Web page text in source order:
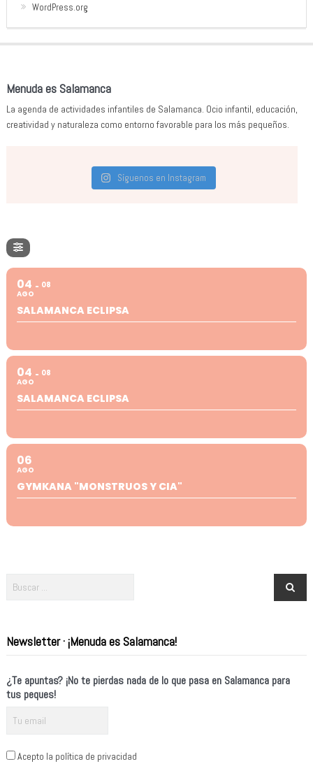
WordPress.org
Menuda es Salamanca
La agenda de actividades infantiles de Salamanca. Ocio infantil, educación,
creatividad y naturaleza como entorno favorable para los más pequeños.
Síguenos en Instagram
04
AGO
08
SALAMANCA ECLIPSA
04
AGO
08
SALAMANCA ECLIPSA
06
AGO
GYMKANA "MONSTRUOS Y CIA"
Newsletter · ¡Menuda es Salamanca!
¿Te apuntas? ¡No te pierdas nada de lo que pasa en Salamanca para
tus peques!
Acepto la política de privacidad